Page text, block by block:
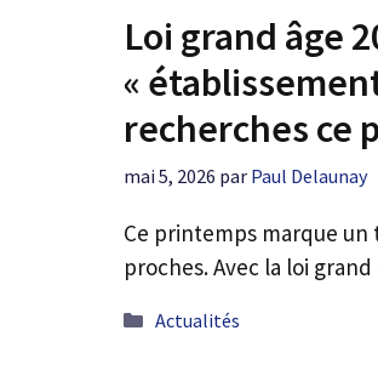
Loi grand âge
«
recherches ce
mai 5, 2026 par Paul Delaunay
Ce printemps marque un
proches. Avec la loi
Catégories
Actualités